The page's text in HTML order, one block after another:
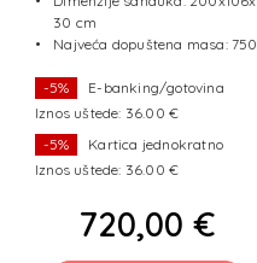
30 cm
Najveća dopuštena masa: 750
-5%
E-banking/gotovina
Iznos uštede: 36.00 €
-5%
Kartica jednokratno
Iznos uštede: 36.00 €
720,00 €